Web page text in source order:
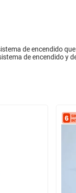
de encendido
de encendido y